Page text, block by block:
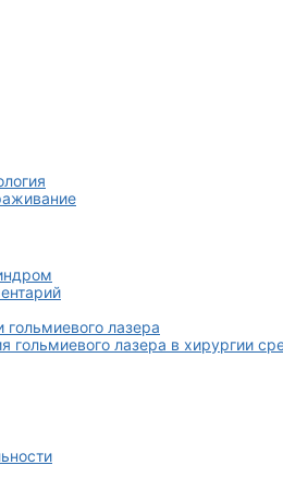
гольмиевого лазера
гольмиевого лазера в хирургии